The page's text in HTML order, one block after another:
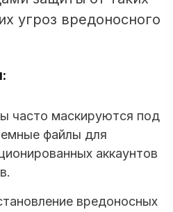
угроз вредоносного
часто маскируются под
файлы для
аккаунтов
вредоносных